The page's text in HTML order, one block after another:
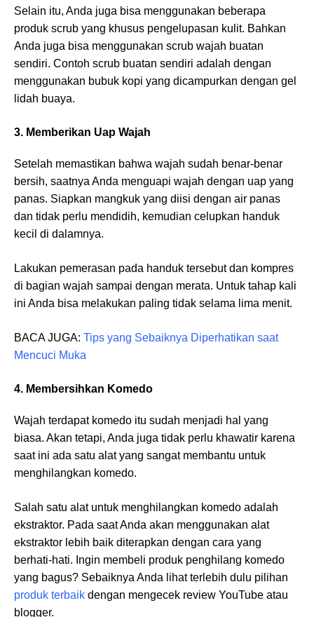
Selain itu, Anda juga bisa menggunakan beberapa
produk scrub yang khusus pengelupasan kulit. Bahkan
Anda juga bisa menggunakan scrub wajah buatan
sendiri. Contoh scrub buatan sendiri adalah dengan
menggunakan bubuk kopi yang dicampurkan dengan gel
lidah buaya.
3. Memberikan Uap Wajah
Setelah memastikan bahwa wajah sudah benar-benar
bersih, saatnya Anda menguapi wajah dengan uap yang
panas. Siapkan mangkuk yang diisi dengan air panas
dan tidak perlu mendidih, kemudian celupkan handuk
kecil di dalamnya.
Lakukan pemerasan pada handuk tersebut dan kompres
di bagian wajah sampai dengan merata. Untuk tahap kali
ini Anda bisa melakukan paling tidak selama lima menit.
BACA JUGA: Tips yang Sebaiknya Diperhatikan saat
Mencuci Muka
4. Membersihkan Komedo
Wajah terdapat komedo itu sudah menjadi hal yang
biasa. Akan tetapi, Anda juga tidak perlu khawatir karena
saat ini ada satu alat yang sangat membantu untuk
menghilangkan komedo.
Salah satu alat untuk menghilangkan komedo adalah
ekstraktor. Pada saat Anda akan menggunakan alat
ekstraktor lebih baik diterapkan dengan cara yang
berhati-hati. Ingin membeli produk penghilang komedo
yang bagus? Sebaiknya Anda lihat terlebih dulu pilihan
produk terbaik dengan mengecek review YouTube atau
blogger.